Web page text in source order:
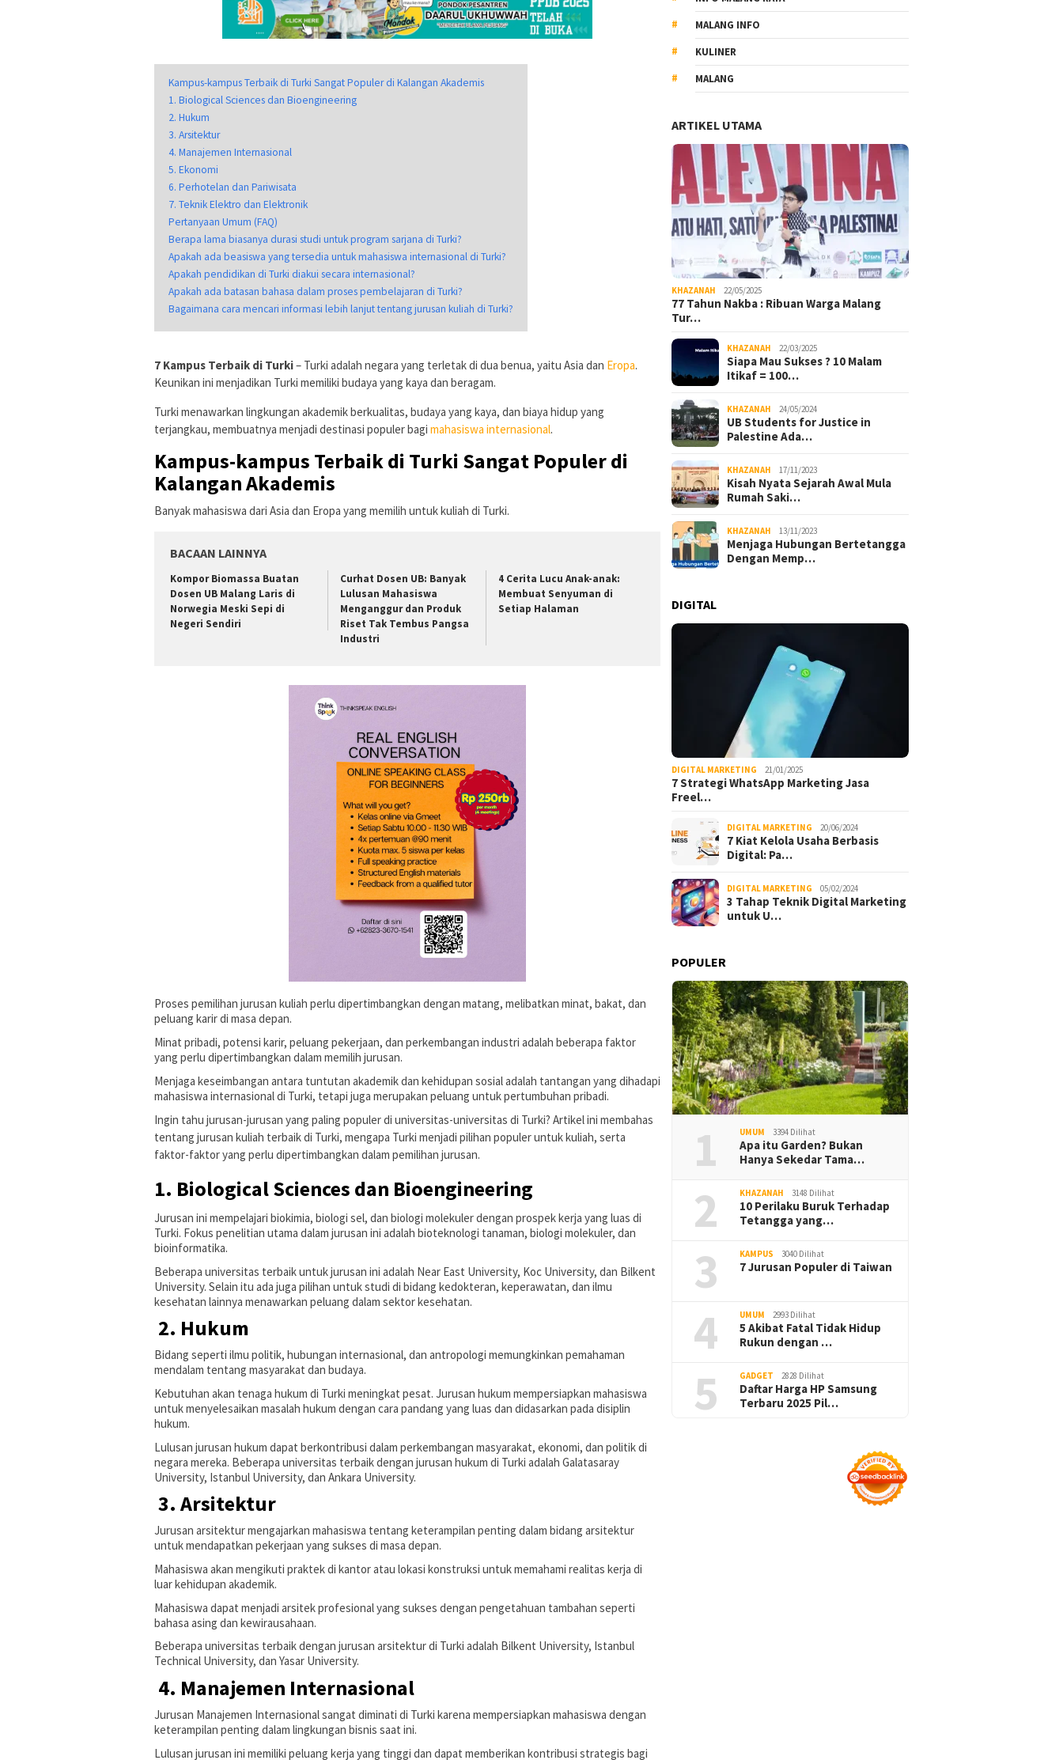
Kampus-kampus Terbaik di Turki Sangat Populer di Kalangan Akademis
1. Biological Sciences dan Bioengineering
2. Hukum
3. Arsitektur
4. Manajemen Internasional
5. Ekonomi
6. Perhotelan dan Pariwisata
7. Teknik Elektro dan Elektronik
Pertanyaan Umum (FAQ)
Berapa lama biasanya durasi studi untuk program sarjana di Turki?
Apakah ada beasiswa yang tersedia untuk mahasiswa internasional di Turki?
Apakah pendidikan di Turki diakui secara internasional?
Apakah ada batasan bahasa dalam proses pembelajaran di Turki?
Bagaimana cara mencari informasi lebih lanjut tentang jurusan kuliah di Turki?
7 Kampus Terbaik di Turki– Turki adalah negara yang terletak di dua benua, yaitu Asia dan Eropa.
Keunikan ini menjadikan Turki memiliki budaya yang kaya dan beragam.
Turki menawarkan lingkungan akademik berkualitas, budaya yang kaya, dan biaya hidup yang
terjangkau, membuatnya menjadi destinasi populer bagi mahasiswa internasional.
Kampus-kampus Terbaik di Turki Sangat Populer di
Kalangan Akademis
Banyak mahasiswa dari Asia dan Eropa yang memilih untuk kuliah di Turki.
BACAAN LAINNYA
Kompor Biomassa Buatan
Dosen UB Malang Laris di
Norwegia Meski Sepi di
Negeri Sendiri
Curhat Dosen UB: Banyak
Lulusan Mahasiswa
Menganggur dan Produk
Riset Tak Tembus Pangsa
Industri
4 Cerita Lucu Anak-anak:
Membuat Senyuman di
Setiap Halaman
Proses pemilihan jurusan kuliah perlu dipertimbangkan dengan matang, melibatkan minat, bakat, dan
peluang karir di masa depan.
Minat pribadi, potensi karir, peluang pekerjaan, dan perkembangan industri adalah beberapa faktor
yang perlu dipertimbangkan dalam memilih jurusan.
Menjaga keseimbangan antara tuntutan akademik dan kehidupan sosial adalah tantangan yang dihadapi
mahasiswa internasional di Turki, tetapi juga merupakan peluang untuk pertumbuhan pribadi.
Ingin tahu jurusan-jurusan yang paling populer di universitas-universitas di Turki? Artikel ini membahas
tentang jurusan kuliah terbaik di Turki, mengapa Turki menjadi pilihan populer untuk kuliah, serta
faktor-faktor yang perlu dipertimbangkan dalam pemilihan jurusan.
1. Biological Sciences dan Bioengineering
Jurusan ini mempelajari biokimia, biologi sel, dan biologi molekuler dengan prospek kerja yang luas di
Turki. Fokus penelitian utama dalam jurusan ini adalah bioteknologi tanaman, biologi molekuler, dan
bioinformatika.
Beberapa universitas terbaik untuk jurusan ini adalah Near East University, Koc University, dan Bilkent
University. Selain itu ada juga pilihan untuk studi di bidang kedokteran, keperawatan, dan ilmu
kesehatan lainnya menawarkan peluang dalam sektor kesehatan.
2. Hukum
Bidang seperti ilmu politik, hubungan internasional, dan antropologi memungkinkan pemahaman
mendalam tentang masyarakat dan budaya.
Kebutuhan akan tenaga hukum di Turki meningkat pesat. Jurusan hukum mempersiapkan mahasiswa
untuk menyelesaikan masalah hukum dengan cara pandang yang luas dan didasarkan pada disiplin
hukum.
Lulusan jurusan hukum dapat berkontribusi dalam perkembangan masyarakat, ekonomi, dan politik di
negara mereka. Beberapa universitas terbaik dengan jurusan hukum di Turki adalah Galatasaray
University, Istanbul University, dan Ankara University.
3. Arsitektur
Jurusan arsitektur mengajarkan mahasiswa tentang keterampilan penting dalam bidang arsitektur
untuk mendapatkan pekerjaan yang sukses di masa depan.
Mahasiswa akan mengikuti praktek di kantor atau lokasi konstruksi untuk memahami realitas kerja di
luar kehidupan akademik.
Mahasiswa dapat menjadi arsitek profesional yang sukses dengan pengetahuan tambahan seperti
bahasa asing dan kewirausahaan.
Beberapa universitas terbaik dengan jurusan arsitektur di Turki adalah Bilkent University, Istanbul
Technical University, dan Yasar University.
4. Manajemen Internasional
Jurusan Manajemen Internasional sangat diminati di Turki karena mempersiapkan mahasiswa dengan
keterampilan penting dalam lingkungan bisnis saat ini.
Lulusan jurusan ini memiliki peluang kerja yang tinggi dan dapat memberikan kontribusi strategis bagi
MALANG INFO
KULINER
MALANG
ARTIKEL UTAMA
KHAZANAH 22/05/2025
77 Tahun Nakba : Ribuan Warga Malang
Tur…
KHAZANAH 22/03/2025
Siapa Mau Sukses ? 10 Malam
Itikaf = 100…
KHAZANAH 24/05/2024
UB Students for Justice in
Palestine Ada…
KHAZANAH 17/11/2023
Kisah Nyata Sejarah Awal Mula
Rumah Saki…
KHAZANAH 13/11/2023
Menjaga Hubungan Bertetangga
Dengan Memp…
DIGITAL
DIGITAL MARKETING 21/01/2025
7 Strategi WhatsApp Marketing Jasa
Freel…
DIGITAL MARKETING 20/06/2024
7 Kiat Kelola Usaha Berbasis
Digital: Pa…
DIGITAL MARKETING 05/02/2024
3 Tahap Teknik Digital Marketing
untuk U…
POPULER
1 UMUM 3394 Dilihat
Apa itu Garden? Bukan
Hanya Sekedar Tama…
2 KHAZANAH 3148 Dilihat
10 Perilaku Buruk Terhadap
Tetangga yang…
3 KAMPUS 3040 Dilihat
7 Jurusan Populer di Taiwan
4 UMUM 2993 Dilihat
5 Akibat Fatal Tidak Hidup
Rukun dengan …
5 GADGET 2828 Dilihat
Daftar Harga HP Samsung
Terbaru 2025 Pil…